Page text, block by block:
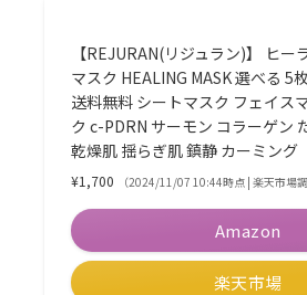
【REJURAN(リジュラン)】 ヒー
マスク HEALING MASK 選べる 5
送料無料 シートマスク フェイス
ク c-PDRN サーモン コラーゲン
乾燥肌 揺らぎ肌 鎮静 カーミング
¥1,700 （2024/11/07 10:44時点 | 楽天市場調
Amazon
楽天市場